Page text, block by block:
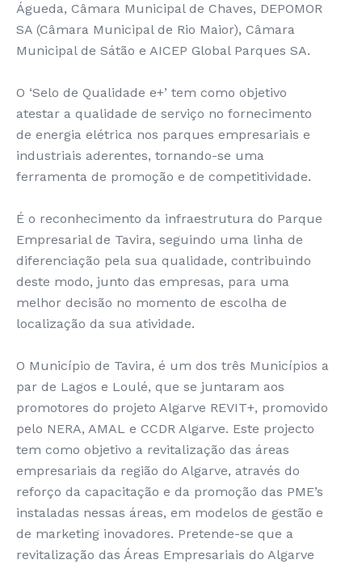
Águeda, Câmara Municipal de Chaves, DEPOMOR
SA (Câmara Municipal de Rio Maior), Câmara
Municipal de Sátão e AICEP Global Parques SA.
O ‘Selo de Qualidade e+’ tem como objetivo
atestar a qualidade de serviço no fornecimento
de energia elétrica nos parques empresariais e
industriais aderentes, tornando-se uma
ferramenta de promoção e de competitividade.
É o reconhecimento da infraestrutura do Parque
Empresarial de Tavira, seguindo uma linha de
diferenciação pela sua qualidade, contribuindo
deste modo, junto das empresas, para uma
melhor decisão no momento de escolha de
localização da sua atividade.
O Município de Tavira, é um dos três Municípios a
par de Lagos e Loulé, que se juntaram aos
promotores do projeto Algarve REVIT+, promovido
pelo NERA, AMAL e CCDR Algarve. Este projecto
tem como objetivo a revitalização das áreas
empresariais da região do Algarve, através do
reforço da capacitação e da promoção das PME’s
instaladas nessas áreas, em modelos de gestão e
de marketing inovadores. Pretende-se que a
revitalização das Áreas Empresariais do Algarve